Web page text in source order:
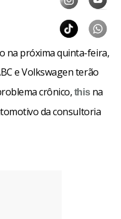
na próxima quinta-feira,
e Volkswagen terão
crônico, thisna
da consultoria